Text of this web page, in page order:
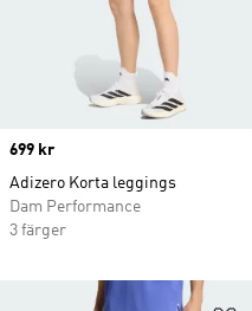
Price
699 kr
Adizero Korta leggings
Dam Performance
3 färger